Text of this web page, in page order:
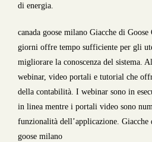
di energia.
canada goose milano Giacche di
giorni offre tempo sufficiente per gli
migliorare la conoscenza del sistema.
webinar, video portali e tutorial che
della contabilità. I webinar sono in
in linea mentre i portali video sono
funzionalità dell’applicazione. Giacche
goose milano